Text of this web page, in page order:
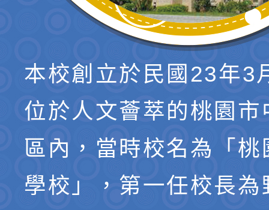
本校創立於民國23年3
位於人文薈萃的桃園市
區內，當時校名為「桃
學校」，第一任校長為